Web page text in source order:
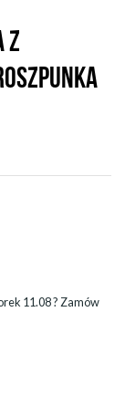
Z
11.08? Zamów